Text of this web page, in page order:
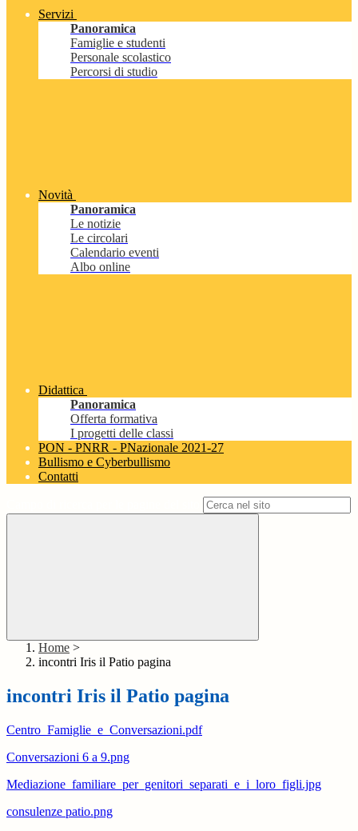
Servizi
Panoramica
Famiglie e studenti
Personale scolastico
Percorsi di studio
Novità
Panoramica
Le notizie
Le circolari
Calendario eventi
Albo online
Didattica
Panoramica
Offerta formativa
I progetti delle classi
PON - PNRR - PNazionale 2021-27
Bullismo e Cyberbullismo
Contatti
Home >
incontri Iris il Patio pagina
incontri Iris il Patio pagina
Centro_Famiglie_e_Conversazioni.pdf
Conversazioni 6 a 9.png
Mediazione_familiare_per_genitori_separati_e_i_loro_figli.jpg
consulenze patio.png